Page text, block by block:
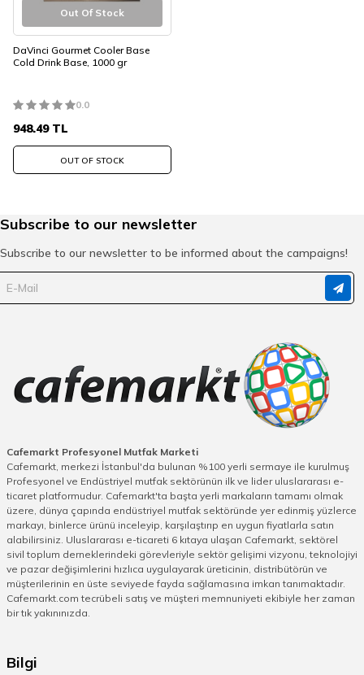
Out Of Stock
DaVinci Gourmet Cooler Base
Cold Drink Base, 1000 gr
0.0
948.49TL
OUT OF STOCK
Subscribe to our newsletter
Subscribe to our newsletter to be informed about the campaigns!
Cafemarkt Profesyonel Mutfak Marketi
Cafemarkt, merkezi İstanbul'da bulunan %100 yerli sermaye ile kurulmuş
Profesyonel ve Endüstriyel mutfak sektörünün ilk ve lider uluslararası e-
ticaret platformudur. Cafemarkt'ta başta yerli markaların tamamı olmak
üzere, dünya çapında endüstriyel mutfak sektöründe yer edinmiş yüzlerce
markayı, binlerce ürünü inceleyip, karşılaştırıp en uygun fiyatlarla satın
alabilirsiniz. Uluslararası e-ticareti 6 kıtaya ulaşan Cafemarkt, sektörel
sivil toplum derneklerindeki görevleriyle sektör gelişimi vizyonu, teknolojiyi
ve pazar değişimlerini hızlıca uygulayarak üreticinin, distribütörün ve
müşterilerinin en üste seviyede fayda sağlamasına imkan tanımaktadır.
Cafemarkt.com tecrübeli satış ve müşteri memnuniyeti ekibiyle her zaman
bir tık yakınınızda.
Bilgi